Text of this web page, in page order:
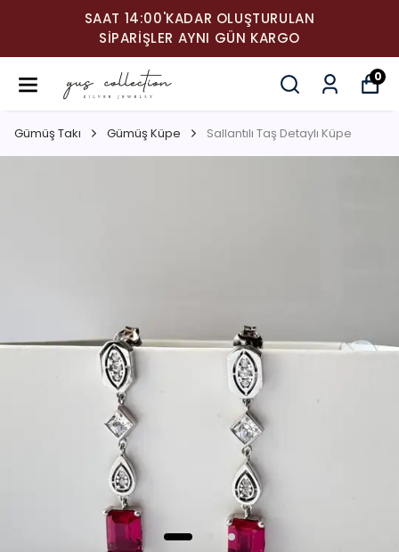
SAAT 14:00'KADAR OLUŞTURULAN
SIPARIŞLER AYNI GÜN KARGO
0
Gümüş Takı Gümüş Küpe Sallantılı Taş Detaylı Küpe